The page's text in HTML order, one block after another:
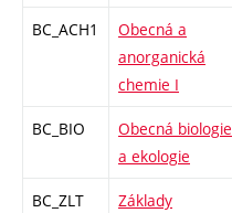
BC_ACH1
Obecná a
anorganická
chemie I
BC_BIO
Obecná biologie
a ekologie
BC_ZLT
Základy